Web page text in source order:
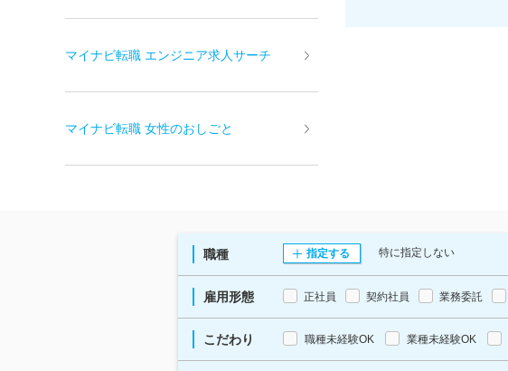
マイナビ転職 エンジニア求人サーチ
マイナビ転職 女性のおしごと
職種 指定する 特に指定しない
雇用形態 正社員 契約社員 業務委託
こだわり 職種未経験OK 業種未経験OK